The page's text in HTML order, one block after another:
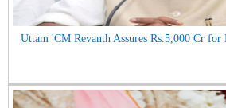
Uttam 'CM Revanth Assures Rs.5,000 Cr